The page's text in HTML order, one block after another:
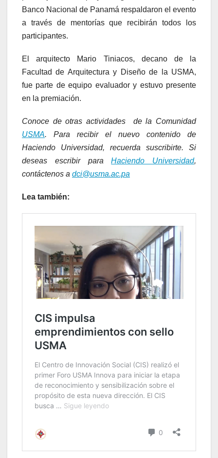
Banco Nacional de Panamá respaldaron el evento
a través de mentorías que recibirán todos los
participantes.
El arquitecto Mario Tiniacos, decano de la
Facultad de Arquitectura y Diseño de la USMA,
fue parte de equipo evaluador y estuvo presente
en la premiación.
Conoce de otras actividades de la Comunidad
USMA. Para recibir el nuevo contenido de
Haciendo Universidad, recuerda suscribirte. Si
deseas escribir paraHaciendo Universidad,
contáctenos a dci@usma.ac.pa
Lea también: